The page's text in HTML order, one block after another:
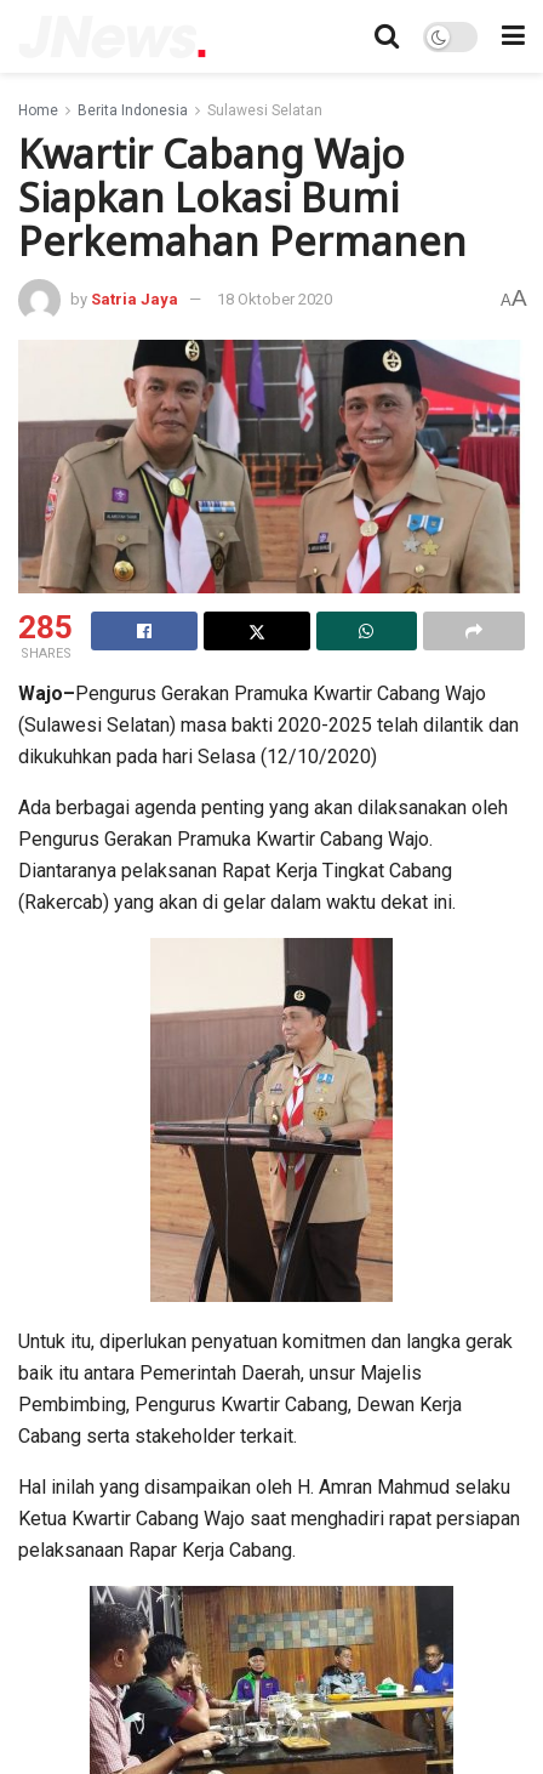
Home Berita Indonesia Sulawesi Selatan
Kwartir Cabang Wajo
Siapkan Lokasi Bumi
Perkemahan Permanen
by Satria Jaya 18 Oktober 2020 AA
285
SHARES
Wajo–Pengurus Gerakan Pramuka Kwartir Cabang Wajo
(Sulawesi Selatan) masa bakti 2020-2025 telah dilantik dan
dikukuhkan pada hari Selasa (12/10/2020)
Ada berbagai agenda penting yang akan dilaksanakan oleh
Pengurus Gerakan Pramuka Kwartir Cabang Wajo.
Diantaranya pelaksanan Rapat Kerja Tingkat Cabang
(Rakercab) yang akan di gelar dalam waktu dekat ini.
Untuk itu, diperlukan penyatuan komitmen dan langka gerak
baik itu antara Pemerintah Daerah, unsur Majelis
Pembimbing, Pengurus Kwartir Cabang, Dewan Kerja
Cabang serta stakeholder terkait.
Hal inilah yang disampaikan oleh H. Amran Mahmud selaku
Ketua Kwartir Cabang Wajo saat menghadiri rapat persiapan
pelaksanaan Rapar Kerja Cabang.